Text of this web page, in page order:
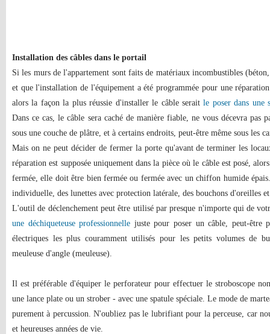
Installation des câbles dans le portail
Si les murs de l'appartement sont faits de matériaux incombustibles
et que l'installation de l'équipement a été programmée pour une
alors la façon la plus réussie d'installer le câble seraitle poser dans une
Dans ce cas, le câble sera caché de manière fiable, ne vous décevra pas
sous une couche de plâtre, et à certains endroits, peut-être même sous les
Mais on ne peut décider de fermer la porte qu'avant de terminer les
réparation est supposée uniquement dans la pièce où le câble est posé,
fermée, elle doit être bien fermée ou fermée avec un chiffon humide
individuelle, des lunettes avec protection latérale, des bouchons d'oreilles
L'outil de déclenchement peut être utilisé par presque n'importe qui de
une déchiqueteuse professionnelle juste pour poser un câble, peut-être
électriques les plus couramment utilisés pour les petits volumes de
meuleuse d'angle (meuleuse).
Il est préférable d'équiper le perforateur pour effectuer le stroboscope
une lance plate ou un strober - avec une spatule spéciale. Le mode de
purement à percussion. N'oubliez pas le lubrifiant pour la perceuse, car
et heureuses années de vie.